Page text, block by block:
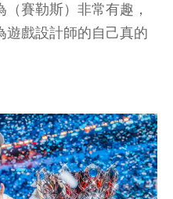
賽勒斯）非常有趣，
遊戲設計師的自己真的